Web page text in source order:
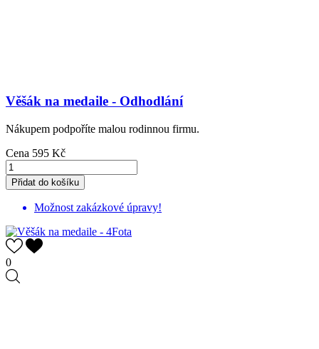
Věšák na medaile - Odhodlání
Nákupem podpoříte malou rodinnou firmu.
Cena 595 Kč
Přidat do košíku
Možnost zakázkové úpravy!
0